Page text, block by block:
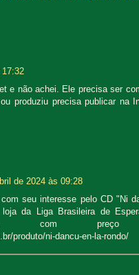
e não achei. Ele precisa ser
produziu precisa publicar na
de 2024 às 09:28
seu interesse pelo CD "Ni
da Liga Brasileira de
com preço
produto/ni-dancu-en-la-rondo/